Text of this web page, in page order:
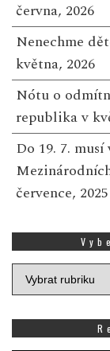
června, 2026
Nenechme
května, 2026
Nótu o
republika v
Do 19. 7.
července, 2025
Vyberte
si,